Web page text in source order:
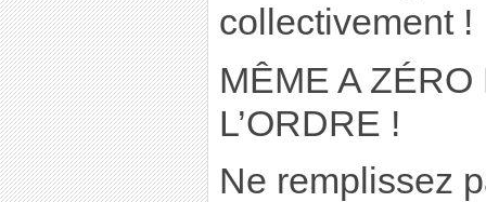
collectivement !
MÊME A
L’ORDRE !
Ne remplissez